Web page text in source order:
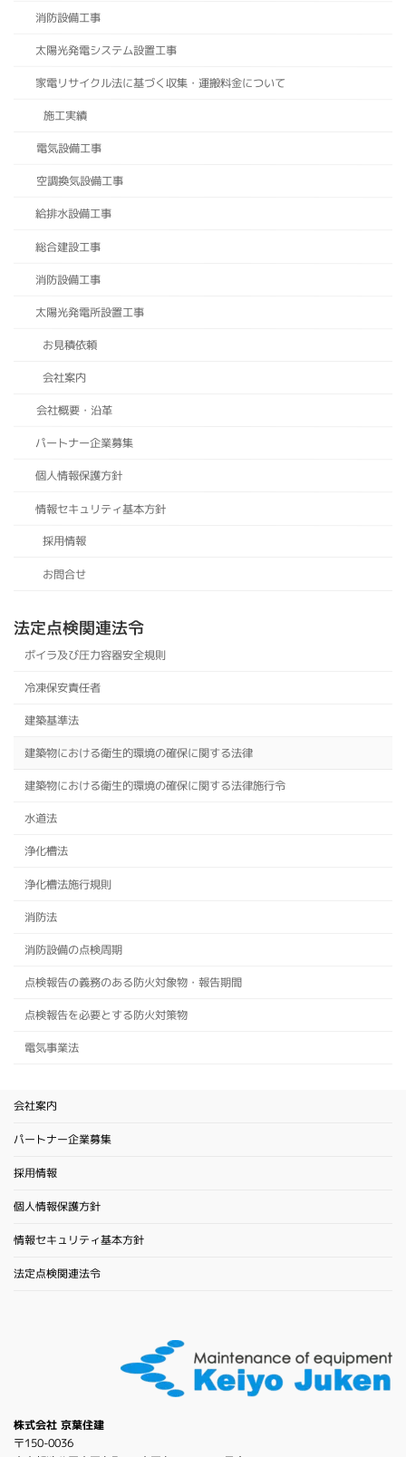
消防設備工事
太陽光発電システム設置工事
家電リサイクル法に基づく収集・運搬料金について
施工実績
電気設備工事
空調換気設備工事
給排水設備工事
総合建設工事
消防設備工事
太陽光発電所設置工事
お見積依頼
会社案内
会社概要・沿革
パートナー企業募集
個人情報保護方針
情報セキュリティ基本方針
採用情報
お問合せ
法定点検関連法令
ボイラ及び圧力容器安全規則
冷凍保安責任者
建築基準法
建築物における衛生的環境の確保に関する法律
建築物における衛生的環境の確保に関する法律施行令
水道法
浄化槽法
浄化槽法施行規則
消防法
消防設備の点検周期
点検報告の義務のある防火対象物・報告期間
点検報告を必要とする防火対策物
電気事業法
会社案内
パートナー企業募集
採用情報
個人情報保護方針
情報セキュリティ基本方針
法定点検関連法令
株式会社 京葉住建
〒150-0036